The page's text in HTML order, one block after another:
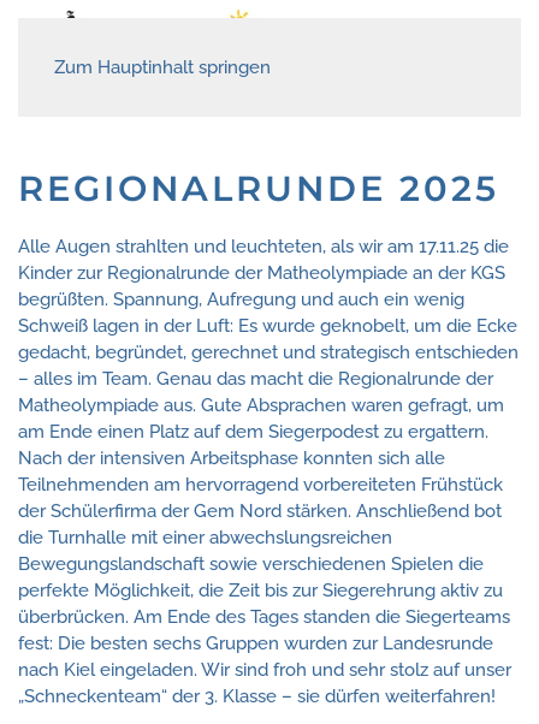
Zum Hauptinhalt springen
REGIONALRUNDE 2025
Alle Augen strahlten und leuchteten, als wir am 17.11.25 die
Kinder zur Regionalrunde der Matheolympiade an der KGS
begrüßten. Spannung, Aufregung und auch ein wenig
Schweiß lagen in der Luft: Es wurde geknobelt, um die Ecke
gedacht, begründet, gerechnet und strategisch entschieden
– alles im Team. Genau das macht die Regionalrunde der
Matheolympiade aus. Gute Absprachen waren gefragt, um
am Ende einen Platz auf dem Siegerpodest zu ergattern.
Nach der intensiven Arbeitsphase konnten sich alle
Teilnehmenden am hervorragend vorbereiteten Frühstück
der Schülerfirma der Gem Nord stärken. Anschließend bot
die Turnhalle mit einer abwechslungsreichen
Bewegungslandschaft sowie verschiedenen Spielen die
perfekte Möglichkeit, die Zeit bis zur Siegerehrung aktiv zu
überbrücken. Am Ende des Tages standen die Siegerteams
fest: Die besten sechs Gruppen wurden zur Landesrunde
nach Kiel eingeladen. Wir sind froh und sehr stolz auf unser
„Schneckenteam“ der 3. Klasse – sie dürfen weiterfahren!